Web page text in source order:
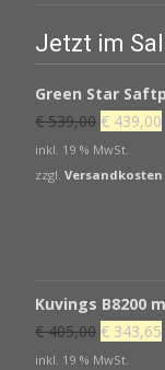
Jetzt im
Green Star
€539,00
Preis
war:
€ 439,00
inkl. 19 % MwSt.
zzgl. Versandkosten
Kuvings B8200
€405,00
Preis
€ 343,65
inkl. 19 % MwSt.